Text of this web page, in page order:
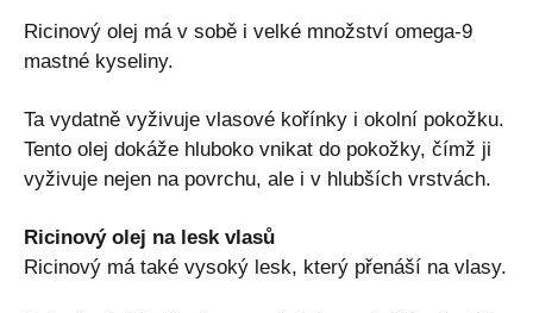
Ricinový olej má v sobě i velké množství omega-9
mastné kyseliny.
Ta vydatně vyživuje vlasové kořínky i okolní pokožku.
Tento olej dokáže hluboko vnikat do pokožky, čímž ji
vyživuje nejen na povrchu, ale i v hlubších vrstvách.
Ricinový olej na lesk vlasů
Ricinový má také vysoký lesk, který přenáší na vlasy.